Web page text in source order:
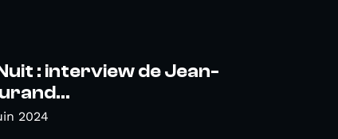
: interview de Jean-
2024